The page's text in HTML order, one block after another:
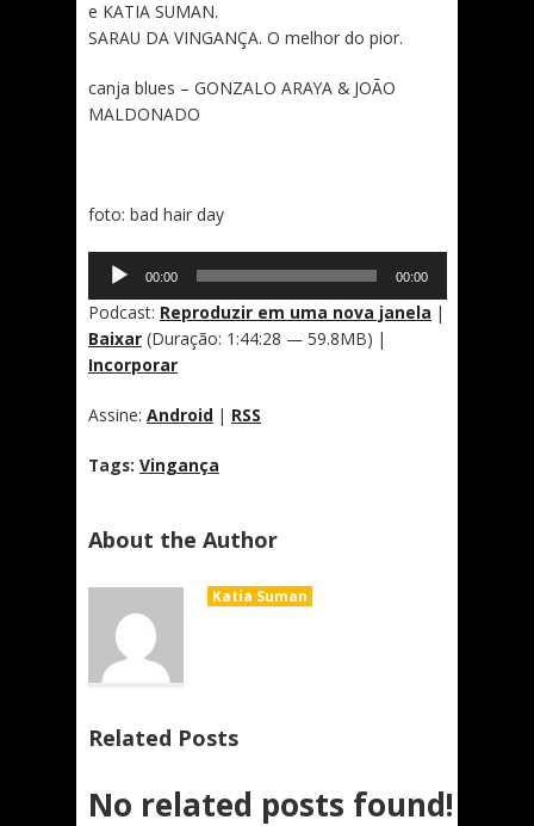
e KATIA SUMAN.
SARAU DA VINGANÇA. O melhor do pior.
canja blues – GONZALO ARAYA & JOÃO
MALDONADO
foto: bad hair day
Tocador
áudio
00:00 00:00
Podcast: Reproduzir em uma nova janela |
Baixar (Duração: 1:44:28 — 59.8MB) |
Incorporar
Assine: Android | RSS
Tags: Vingança
About the Author
Katia Suman
Related Posts
No related posts found!